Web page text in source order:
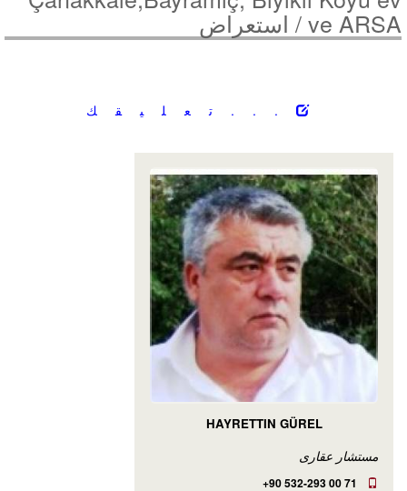
ve ARSA / استعراض
...تعليقك
HAYRETTIN GÜREL
مستشار عقارى
+90 532-293 00 71